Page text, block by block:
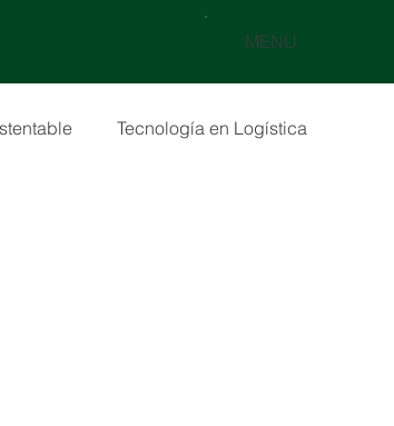
MENU
Tecnología en Logística